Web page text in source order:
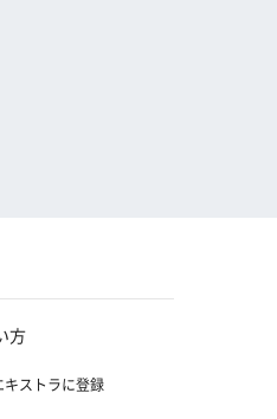
方
キストラに登録